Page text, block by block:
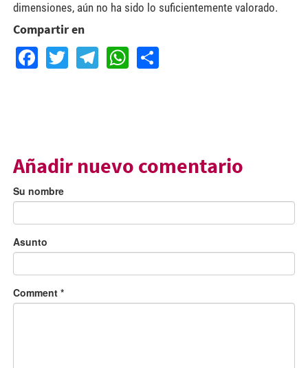
dimensiones, aún no ha sido lo suficientemente valorado.
Compartir en
Facebook
TwitterTelegram
WhatsApp
Share
Añadir nuevo comentario
Su nombre
Asunto
Comment *